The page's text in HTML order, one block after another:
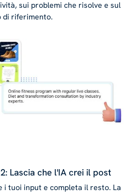
sui problemi che risolve e sul
di riferimento.
Lascia che l'IA crei il post
i tuoi input e completa il resto. La